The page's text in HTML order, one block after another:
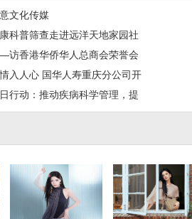
文化传媒
科普筛查走进远洋天地家园社
香港华侨华人总商会荣誉会
入人心 国华人寿重庆分公司开
行动：推动疾病科学管理，提